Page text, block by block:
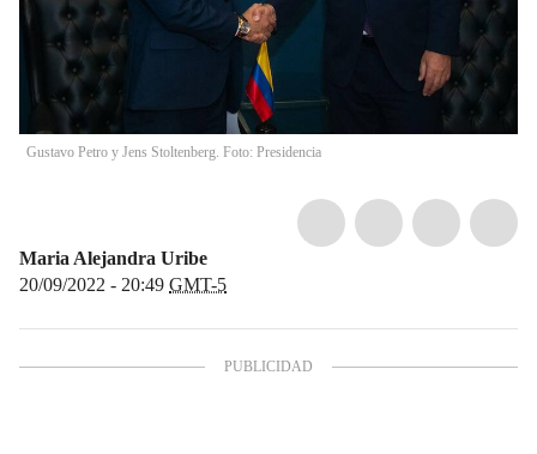
Gustavo Petro y Jens Stoltenberg. Foto: Presidencia
Maria Alejandra Uribe
20/09/2022 - 20:49 GMT-5